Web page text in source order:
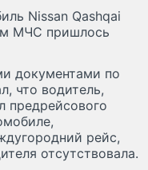
Nissan Qashqai
МЧС пришлось
документами по
что водитель,
рейс,
отсутствовала.